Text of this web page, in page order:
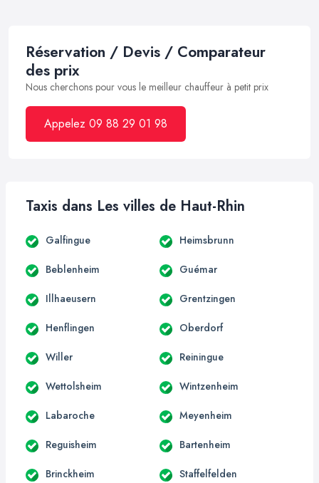
Réservation / Devis / Comparateur
des prix
Nous cherchons pour vous le meilleur chauffeur à petit prix
Appelez 09 88 29 01 98
Taxis dans Les villes de Haut-Rhin
Galfingue Heimsbrunn
Beblenheim Guémar
Illhaeusern Grentzingen
Henflingen Oberdorf
Willer Reiningue
Wettolsheim Wintzenheim
Labaroche Meyenheim
Reguisheim Bartenheim
Brinckheim Staffelfelden